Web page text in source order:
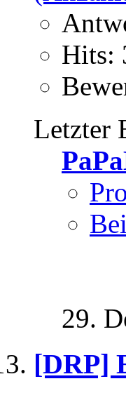
Hits:
Letzter
29.
[DRP]